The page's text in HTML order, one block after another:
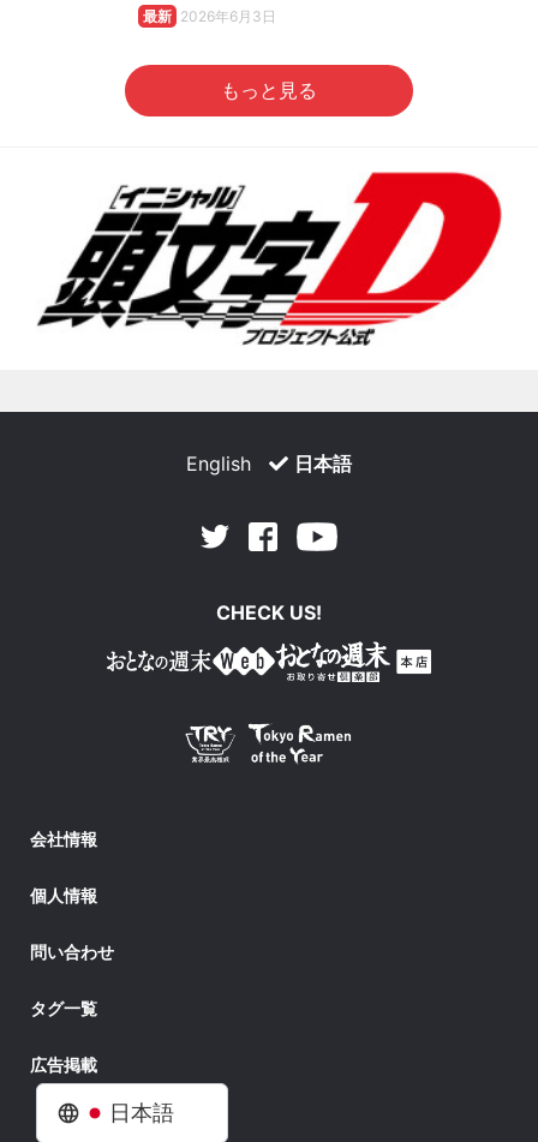
日本語
最新 2026年6月3日
もっと見る
English 日本語
Twitter Facebook
CHECK US!
会社情報
個人情報
問い合わせ
タグ一覧
広告掲載